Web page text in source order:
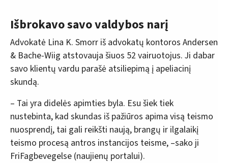
Išbrokavo savo valdybos narį
Advokatė Lina K. Smorr iš advokatų kontoros Andersen
& Bache-Wiig atstovauja šiuos 52 vairuotojus. Ji dabar
savo klientų vardu parašė atsiliepimą į apeliacinį
skundą.
– Tai yra didelės apimties byla. Esu šiek tiek
nustebinta, kad skundas iš pažiūros apima visą teismo
nuosprendį, tai gali reikšti naują, brangų ir ilgalaikį
teismo procesą antros instancijos teisme, –sako ji
FriFagbevegelse (naujienų portalui).